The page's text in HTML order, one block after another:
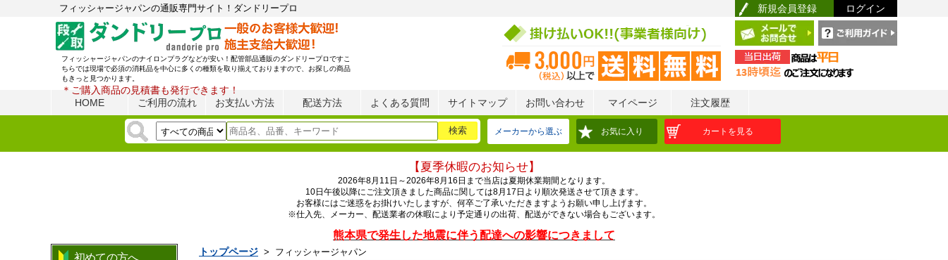
フィッシャージャパンの通販専門サイト！ダンドリープロ 新規会員登録 ログイン
フィッシャージャパンのナイロンプラグなどが安い！配管部品通販のダンドリープロですこ
ちらでは現場で必須の消耗品を中心に多くの種類を取り揃えておりますので、お探しの商品
もきっと見つかります。
＊ご購入商品の見積書も発行できます！
HOME
ご利用の流れ お支払い方法 配送方法 よくある質問 サイトマップ お問い合わせ マイページ 注文履歴
メーカーから選ぶ お気に入り カートを見る
【夏季休暇のお知らせ】
2026年8月11日～2026年8月16日まで当店は夏期休業期間となります。
10日午後以降にご注文頂きました商品に関しては8月17日より順次発送させて頂きます。
お客様にはご迷惑をお掛けいたしますが、何卒ご了承いただきますようお願い申し上げます。
※仕入先、メーカー、配送業者の休暇により予定通りの出荷、配送ができない場合もございます。
熊本県で発生した地震に伴う配達への影響につきまして
初めての方へ
トップページ > フィッシャージャパン